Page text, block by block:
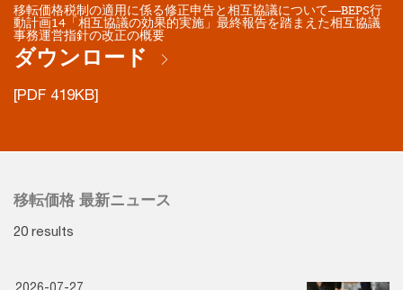
移転価格税制の適用に係る修正申告と相互協議について―BEPS行
動計画14「相互協議の効果的実施」最終報告を踏まえた相互協議
事務運営指針の改正の概要
ダウンロード
[PDF 419KB]
移転価格 最新ニュース
20 results
2026-07-27